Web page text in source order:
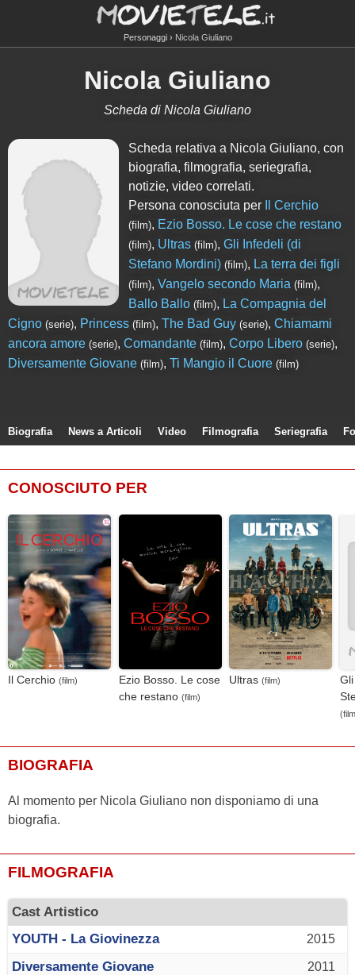
Personaggi Nicola Giuliano
Nicola Giuliano
Scheda di Nicola Giuliano
Scheda relativa a Nicola Giuliano, con
biografia, filmografia, seriegrafia,
notizie, video correlati.
Persona conosciuta per
Il Cerchio
(film), Ezio Bosso. Le cose che restano
(film), Ultras (film),Gli Infedeli (di
Stefano Mordini) (film), La terra dei figli
(film),Vangelo secondo Maria (film),
Ballo Ballo (film), La Compagnia del
Cigno (serie), Princess (film), The Bad Guy (serie), Chiamami
ancora amore (serie), Comandante (film), Corpo Libero (serie),
Diversamente Giovane (film), Ti Mangio il Cuore (film)
Biografia News a Articoli Video Filmografia Seriegrafia
CONOSCIUTO PER
Il Cerchio (film)
Ezio Bosso. Le cose
che restano (film)
Ultras (film)
BIOGRAFIA
Al momento per Nicola Giuliano non disponiamo di una
biografia.
FILMOGRAFIA
Cast Artistico
2015
YOUTH - La Giovinezza
2011
Diversamente Giovane